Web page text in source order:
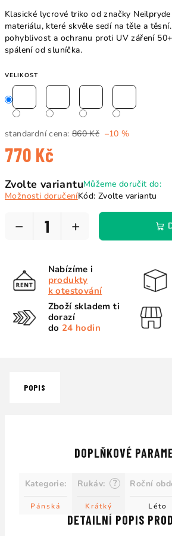
Klasické lycrové triko od značky
materiálu, které skvěle sedí na těle a
pohyblivost a ochranu proti UV záření
spálení od sluníčka.
VELIKOST
standardní cena: 860 Kč –10 %
770 Kč
cena:
Zvolte variantuMůžeme doručit do:
Možnosti doručeníKód: Zvolte variantu
+
−
Nabízíme i
produkty
k otestování
Zboží skladem ti
dorazí
do 24 hodin
POPIS
DETAILNÍ POPIS
DOPLŇKOVÉ
Kategorie:
Pánská
?
Rukáv:
Krátký
Roční
Léto